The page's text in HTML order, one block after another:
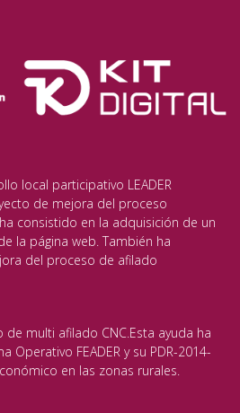
local participativo LEADER
de mejora del proceso
consistido en la adquisición de un
la página web. También ha
del proceso de afilado
multi afilado CNC.Esta ayuda ha
FEADER y su PDR-2014-
en las zonas rurales.